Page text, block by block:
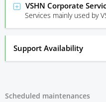
VSHN Corporate
Services mainly used by
Support Availability
Scheduled maintenances